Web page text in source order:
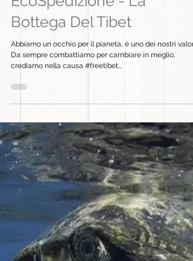
EcoSpedizione - La
Bottega Del Tibet
Abbiamo un occhio per il pianeta, è uno dei nostri valori.
crediamo nella causa #freetibet...